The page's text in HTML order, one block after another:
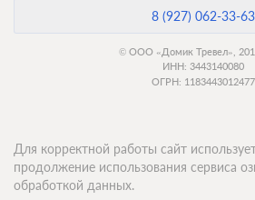
8 (927) 062-33-63
© ООО «Домик Тревел»,
ИНН: 3443140080
ОГРН: 1183443012477
Для корректной работы сайт
продолжение использования сервиса
обработкой данных.